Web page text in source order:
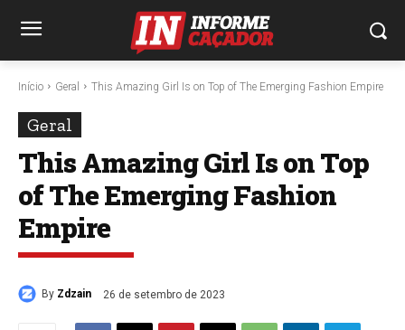
Início Geral This Amazing Girl Is on Top of The Emerging Fashion Empire
Geral
This Amazing Girl Is on Top
of The Emerging Fashion
Empire
By Zdzain 26 de setembro de 2023